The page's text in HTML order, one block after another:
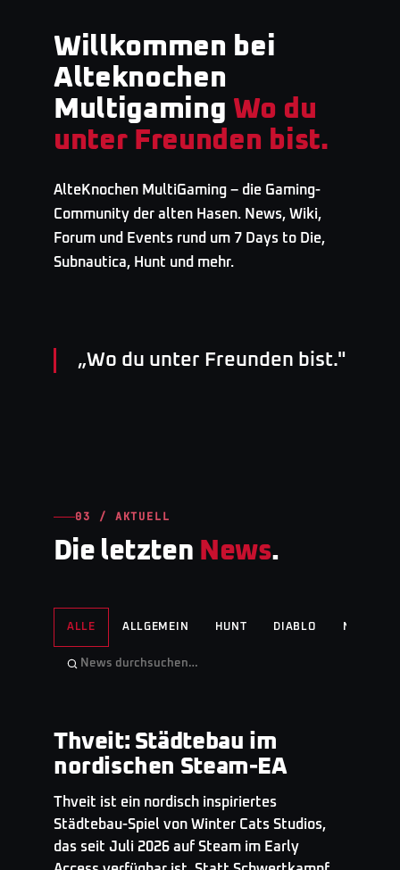
Willkommen bei
Alteknochen
Multigaming Wo du
unter Freunden bist.
AlteKnochen MultiGaming – die Gaming-
Community der alten Hasen. News, Wiki,
Forum und Events rund um 7 Days to Die,
Subnautica, Hunt und mehr.
„Wo du unter Freunden bist."
03 / AKTUELL
Die letzten News.
ALLE ALLGEMEIN HUNT DIABLO NO
GAMINGNEWS· TOP STORY
Thveit: Städtebau im
nordischen Steam-EA
Thveit ist ein nordisch inspiriertes
Städtebau-Spiel von Winter Cats Studios,
das seit Juli 2026 auf Steam im Early